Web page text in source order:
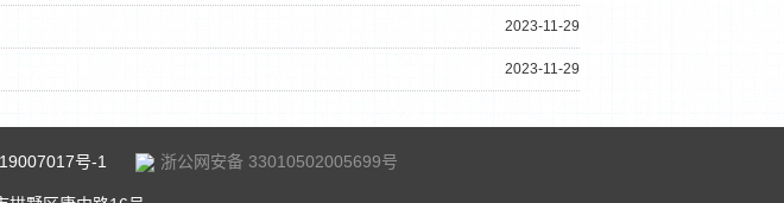
2023-11-29
2023-11-29
号-1 浙公网安备 33010502005699号